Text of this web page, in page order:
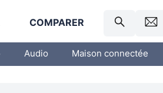
COMPARER
Audio Maison connectée